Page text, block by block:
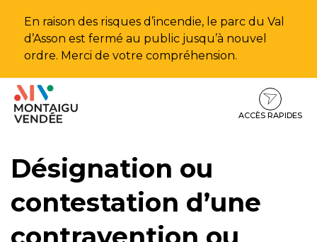
En raison des risques d’incendie, le parc du Val
d’Asson est fermé au public jusqu’à nouvel
ordre. Merci de votre compréhension.
Aller
Aller
contenu
Aller
pied
ACCÈS RAPIDES
Désignation ou
contestation d’une